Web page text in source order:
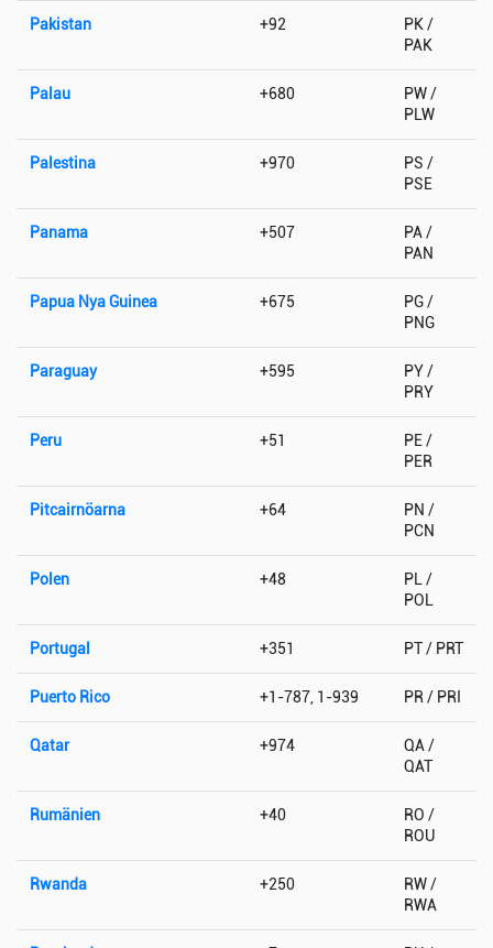
Pakistan +92
PK /
PAK
Palau +680
PW /
PLW
Palestina +970
PS /
PSE
Panama +507
PA /
PAN
Papua Nya Guinea +675
PG /
PNG
Paraguay +595
PY /
PRY
Peru +51
PE /
PER
Pitcairnöarna +64
PN /
PCN
Polen +48
PL /
POL
Portugal +351 PT / PRT
Puerto Rico +1-787, 1-939 PR / PRI
Qatar +974
QA /
QAT
Rumänien +40
RO /
ROU
Rwanda +250
RW /
RWA